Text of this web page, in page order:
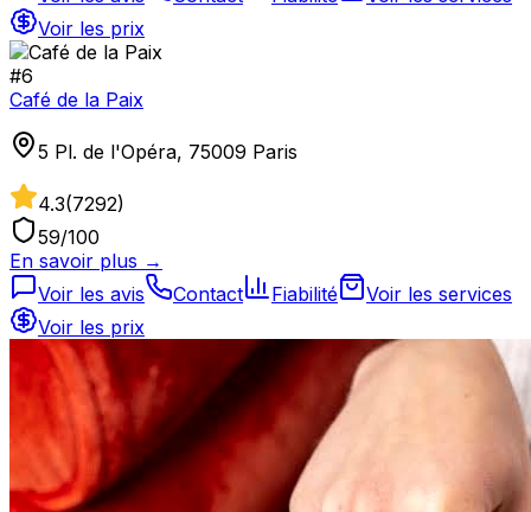
Voir les prix
#6
Café de la Paix
5 Pl. de l'Opéra, 75009 Paris
4.3(7292)
59/100
En savoir plus →
Voir les avis
Contact Fiabilité
Voir les services
Voir les prix